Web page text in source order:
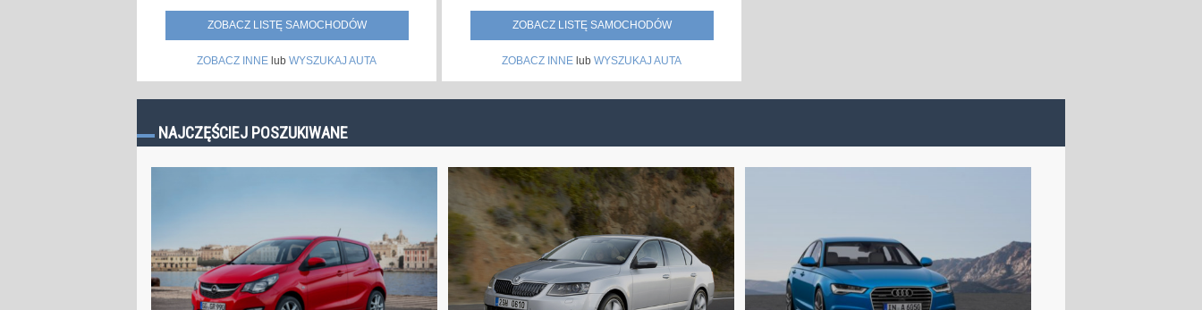
ZOBACZ LISTĘ SAMOCHODÓW
ZOBACZ INNE lub WYSZUKAJ AUTA
ZOBACZ LISTĘ SAMOCHODÓW
ZOBACZ INNE lub WYSZUKAJ AUTA
NAJCZĘŚCIEJ POSZUKIWANE